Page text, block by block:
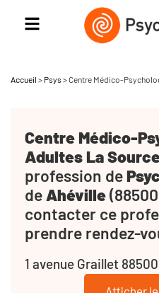
Accueil > Psys >Centre Médico-
Centre Médico-
Adultes La
profession de
deAhéville
contacter ce
prendre rendez-
1 avenue Graillet